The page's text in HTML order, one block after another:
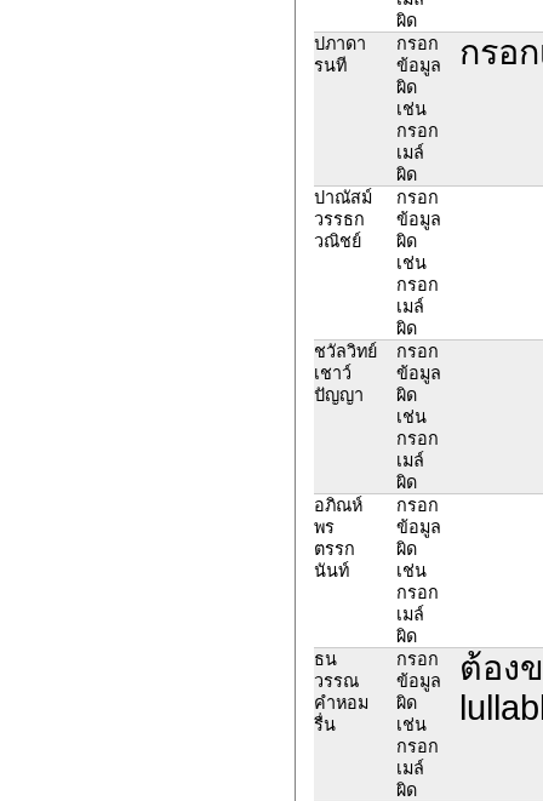
ผิด
ปภาดา
รนที
กรอก
ข้อมูล
ผิด
เช่น
กรอก
เมล์
ผิด
กรอ
ปาณัสม์
วรรธก
วณิชย์
กรอก
ข้อมูล
ผิด
เช่น
กรอก
เมล์
ผิด
ชวัลวิทย์
เชาว์
ปัญญา
กรอก
ข้อมูล
ผิด
เช่น
กรอก
เมล์
ผิด
อภิณห์
พร
ตรรก
นันท์
กรอก
ข้อมูล
ผิด
เช่น
กรอก
เมล์
ผิด
ธน
วรรณ
คำหอม
รื่น
กรอก
ข้อมูล
ผิด
เช่น
กรอก
เมล์
ผิด
ต้อง